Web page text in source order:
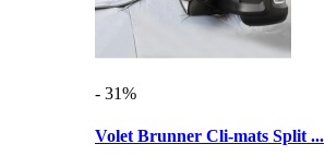
- 31%
Volet Brunner Cli-mats Split ...